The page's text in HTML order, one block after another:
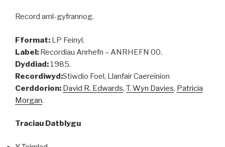
Record aml-gyfrannog.
Fformat: LP Feinyl.
Label: Recordiau Anrhefn – ANRHEFN 00.
Dyddiad: 1985.
Recordiwyd:Stiwdio Foel, Llanfair Caereinion
Cerddorion: David R. Edwards, T. Wyn Davies, Patricia
Morgan.
Traciau Datblygu